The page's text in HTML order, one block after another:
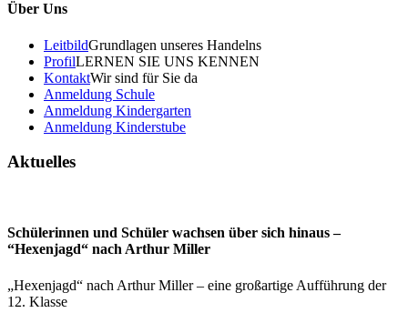
Über Uns
LeitbildGrundlagen unseres Handelns
ProfilLERNEN SIE UNS KENNEN
KontaktWir sind für Sie da
Anmeldung Schule
Anmeldung Kindergarten
Anmeldung Kinderstube
Aktuelles
Schülerinnen und Schüler wachsen über sich hinaus –
“Hexenjagd“ nach Arthur Miller
„Hexenjagd“ nach Arthur Miller – eine großartige Aufführung der
12. Klasse